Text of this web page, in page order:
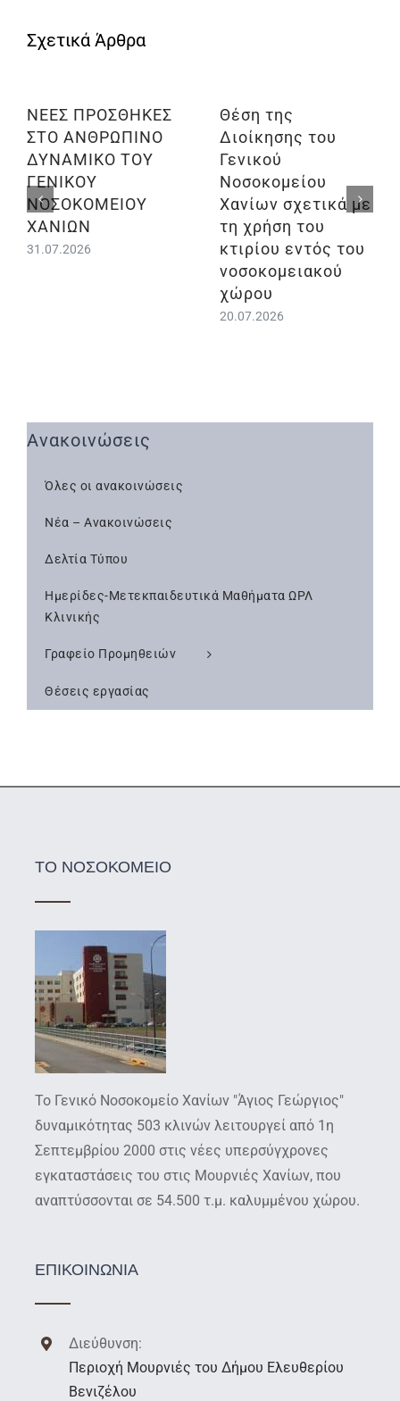
ΝΕΕΣ ΠΡΟΣΘΗΚΕΣ
ΣΤΟ ΑΝΘΡΩΠΙΝΟ
ΔΥΝΑΜΙΚΟ ΤΟΥ
ΓΕΝΙΚΟΥ
ΝΟΣΟΚΟΜΕΙΟΥ
ΧΑΝΙΩΝ
31.07.2026
Θέση της
Διοίκησης του
Γενικού
Νοσοκομείου
Χανίων σχετικά με
τη χρήση του
κτιρίου εντός του
νοσοκομειακού
χώρου
20.07.2026
Ανακοινώσεις
Όλες οι ανακοινώσεις
Νέα – Ανακοινώσεις
Δελτία Τύπου
Ημερίδες-Μετεκπαιδευτικά Μαθήματα ΩΡΛ
Κλινικής
Γραφείο Προμηθειών
Θέσεις εργασίας
ΤΟ ΝΟΣΟΚΟΜΕΙΟ
Το Γενικό Νοσοκομείο Χανίων "Άγιος Γεώργιος"
δυναμικότητας 503 κλινών λειτουργεί από 1η
Σεπτεμβρίου 2000 στις νέες υπερσύγχρονες
εγκαταστάσεις του στις Μουρνιές Χανίων, που
αναπτύσσονται σε 54.500 τ.μ. καλυμμένου χώρου.
ΕΠΙΚΟΙΝΩΝΙΑ
Διεύθυνση:
Περιοχή Μουρνιές του Δήμου Ελευθερίου
Βενιζέλου